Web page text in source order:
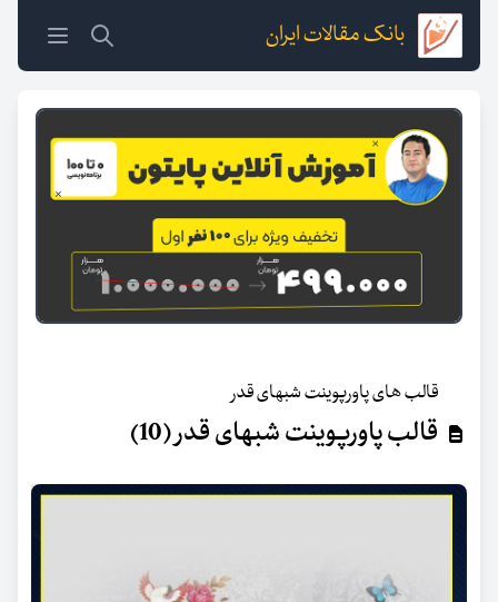
بانک مقالات ایران
قالب های پاورپوینت شبهای قدر
قالب پاورپوینت شبهای قدر (10)